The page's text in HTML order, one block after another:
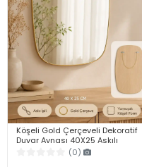
Köşeli Gold Çerçeveli Dekoratif
Duvar Aynası 40X25 Askılı
Modern Salon Antre Banyo
Yatak Odası Ayna
(0)